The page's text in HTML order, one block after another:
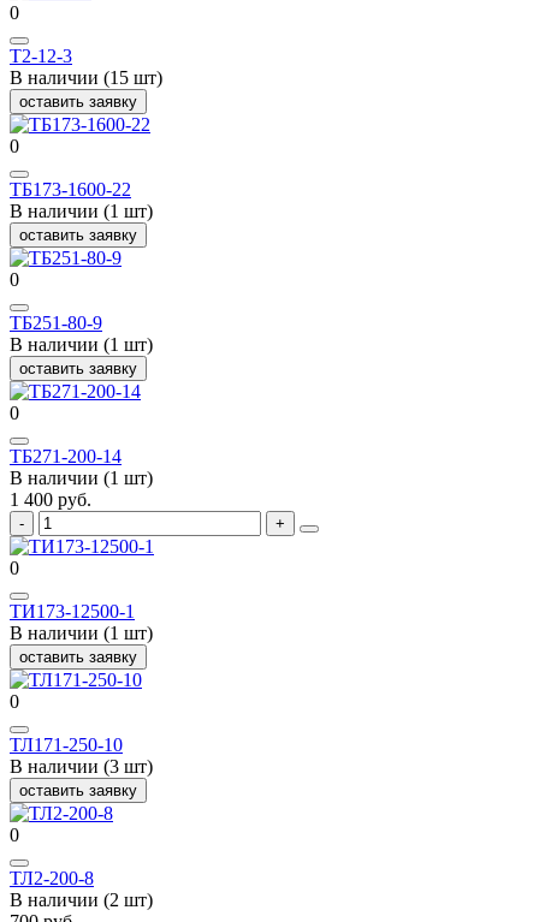
0
Т2-12-3
В наличии (15 шт)
оставить заявку
0
ТБ173-1600-22
В наличии (1 шт)
оставить заявку
0
ТБ251-80-9
В наличии (1 шт)
оставить заявку
0
ТБ271-200-14
В наличии (1 шт)
1 400 руб.
0
ТИ173-12500-1
В наличии (1 шт)
оставить заявку
0
ТЛ171-250-10
В наличии (3 шт)
оставить заявку
0
ТЛ2-200-8
В наличии (2 шт)